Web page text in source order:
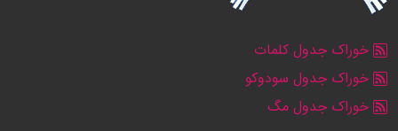
خوراک جدول کلمات
خوراک جدول سودوکو
خوراک جدول مگ